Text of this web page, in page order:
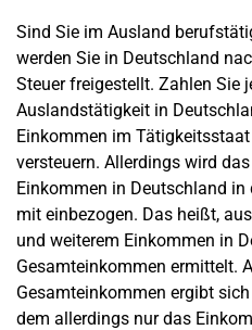
Sind Sie im Ausland
werden Sie in Deutschland
Steuer freigestellt. Zahlen Sie
Auslandstätigkeit in
Einkommen im
versteuern. Allerdings wird
Einkommen in Deutschland in
mit einbezogen. Das heißt,
und weiterem Einkommen in
Gesamteinkommen ermittelt.
Gesamteinkommen ergibt
dem allerdings nur das